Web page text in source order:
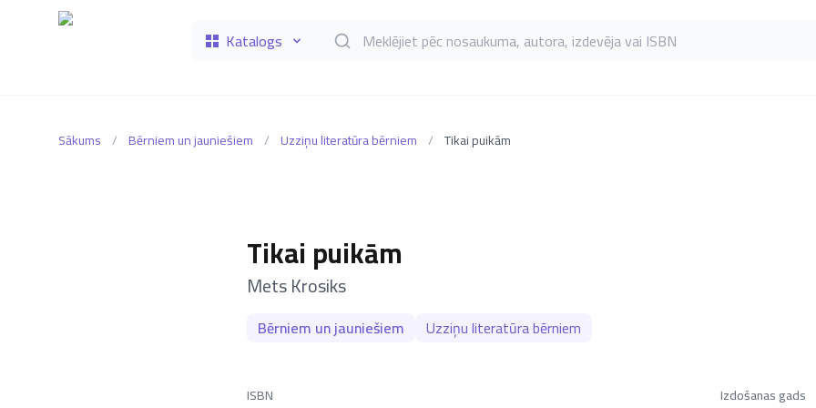
Katalogs Meklēt grāmatas pēc nosaukuma, autora, izdevēja vai ISBN
Sākums / Bērniem un jauniešiem / Uzziņu literatūra bērniem / Tikai puikām
Tikai puikām
–
Mets Krosiks
Bērniem un jauniešiem Uzziņu literatūra bērniem
ISBN Izdošanas gads